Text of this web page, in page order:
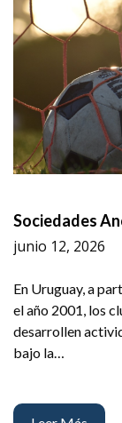
Sociedades
junio 12, 2026
En Uruguay, a
el año 2001, los
desarrollen
bajo la…